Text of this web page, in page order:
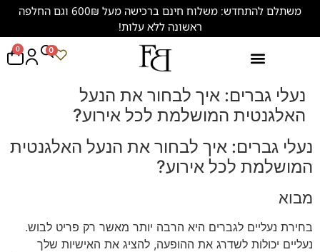
משתלם להתחדש: משלוח חינם ברכישה מעל 600₪ וגם החלפה
ראשונה ללא עלות!
0 0
נעלי גברים: איך לבחור את הנעל
האלגנטית המושלמת לכל אירוע?
נעלי גברים: איך לבחור את הנעל האלגנטית
המושלמת לכל אירוע?
מבוא
בחירת נעליים לגברים היא הרבה יותר מאשר רק פריט לבוש.
נעליים יכולות לשדרג את ההופעה, להציג את האישיות שלך